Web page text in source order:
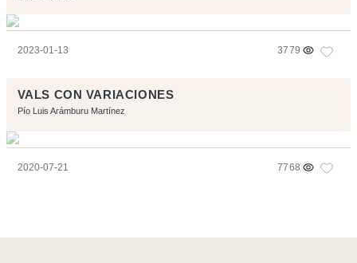
2023-01-13 3779
VALS CON VARIACIONES
Pío Luis Arámburu Martínez
2020-07-21 7768